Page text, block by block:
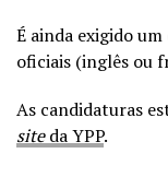
É ainda exigido
oficiais (inglês ou
As candidaturas
siteda YPP.